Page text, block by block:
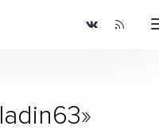
ladin63»